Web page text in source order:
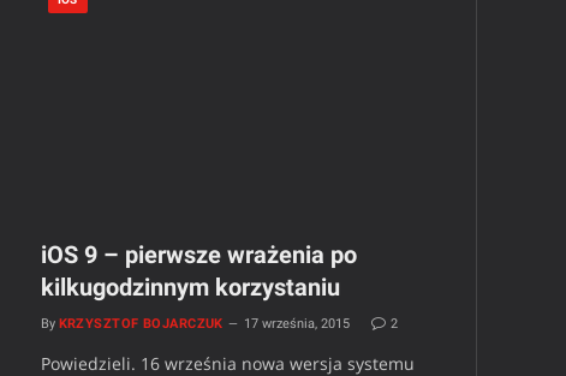
iOS 9 – pierwsze wrażenia po
kilkugodzinnym korzystaniu
By KRZYSZTOF BOJARCZUK 17 września, 2015 2
Powiedzieli. 16 września nowa wersja systemu